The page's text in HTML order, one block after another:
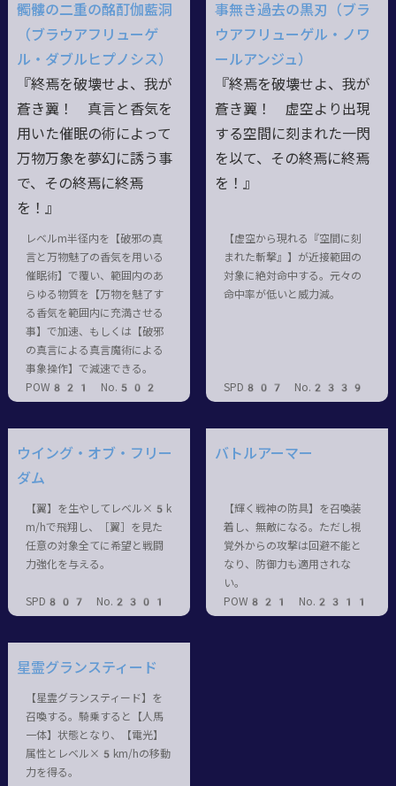
髑髏の二重の酩酊伽藍洞
（ブラウアフリューゲ
ル・ダブルヒプノシス）
『終焉を破壊せよ、我が
蒼き翼！ 真言と香気を
用いた催眠の術によって
万物万象を夢幻に誘う事
で、その終焉に終焉
を！』
レベルm半径内を【破邪の真
言と万物魅了の香気を用いる
催眠術】で覆い、範囲内のあ
らゆる物質を【万物を魅了す
る香気を範囲内に充満させる
事】で加速、もしくは【破邪
の真言による真言魔術による
事象操作】で減速できる。
POW821 No.502
事無き過去の黒刃（ブラ
ウアフリューゲル・ノワ
ールアンジュ）
『終焉を破壊せよ、我が
蒼き翼！ 虚空より出現
する空間に刻まれた一閃
を以て、その終焉に終焉
を！』
【虚空から現れる『空間に刻
まれた斬撃』】が近接範囲の
対象に絶対命中する。元々の
命中率が低いと威力減。
SPD807 No.2339
ウイング・オブ・フリー
ダム
【翼】を生やしてレベル×5k
m/hで飛翔し、［翼］を見た
任意の対象全てに希望と戦闘
力強化を与える。
SPD807 No.2301
バトルアーマー
【輝く戦神の防具】を召喚装
着し、無敵になる。ただし視
覚外からの攻撃は回避不能と
なり、防御力も適用されな
い。
POW821 No.2311
星霊グランスティード
【星霊グランスティード】を
召喚する。騎乗すると【人馬
一体】状態となり、【電光】
属性とレベル×5km/hの移動
力を得る。